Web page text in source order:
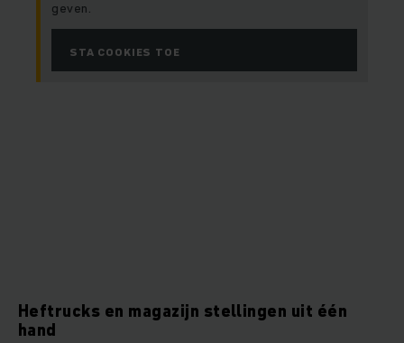
geven.
STA COOKIES TOE
Heftrucks en magazijn stellingen uit één
hand